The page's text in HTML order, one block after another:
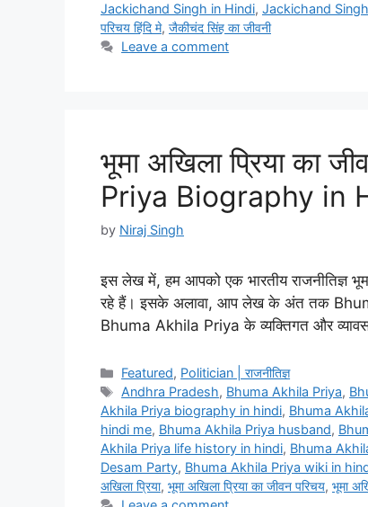
Jackichand Singh in Hindi, Jackichand
परिचय हिंदि मे, जैकीचंद सिंह का जीवनी
Leave a comment
भूमा अखिला प्रिया का
Priya Biography in
by Niraj Singh
इस लेख में, हम आपको एक भारतीय राजनीतिज्ञ
रहे हैं। इसके अलावा, आप लेख के अंत तक
Bhuma Akhila Priya के व्यक्तिगत और
Categories
Featured, Politician | राजनीतिज्ञ
Tags
Andhra Pradesh, Bhuma Akhila Priya,
Akhila Priya biography in hindi, Bhuma
hindi me, Bhuma Akhila Priya husband,
Akhila Priya life history in hindi, Bhuma
Desam Party, Bhuma Akhila Priya wiki in
अखिला प्रिया, भूमा अखिला प्रिया का जीवन परिचय, भूमा